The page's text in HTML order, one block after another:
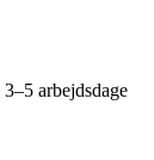
arbejdsdage